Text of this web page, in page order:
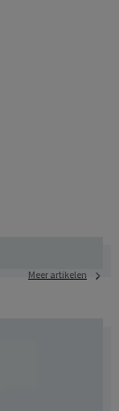
Meer artikelen